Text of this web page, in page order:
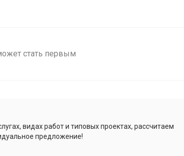
стать первым
видах работ и типовых проектах, рассчитаем
предложение!